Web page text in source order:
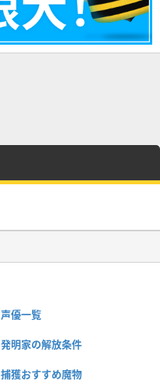
声優一覧
発明家の解放条件
捕獲おすすめ魔物